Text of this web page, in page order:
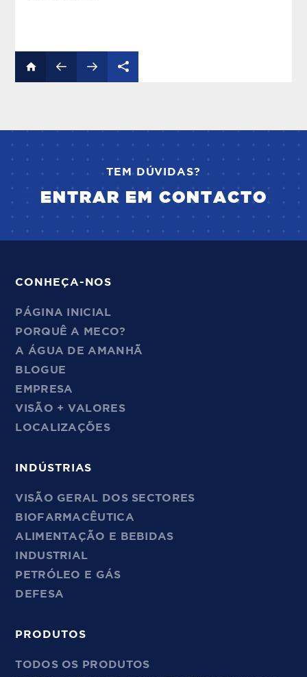
TEM DÚVIDAS?
ENTRAR EM CONTACTO
CONHEÇA-NOS
PÁGINA INICIAL
PORQUÊ A MECO?
A ÁGUA DE AMANHÃ
BLOGUE
EMPRESA
VISÃO + VALORES
LOCALIZAÇÕES
INDÚSTRIAS
VISÃO GERAL DOS SECTORES
BIOFARMACÊUTICA
ALIMENTAÇÃO E BEBIDAS
INDUSTRIAL
PETRÓLEO E GÁS
DEFESA
PRODUTOS
TODOS OS PRODUTOS